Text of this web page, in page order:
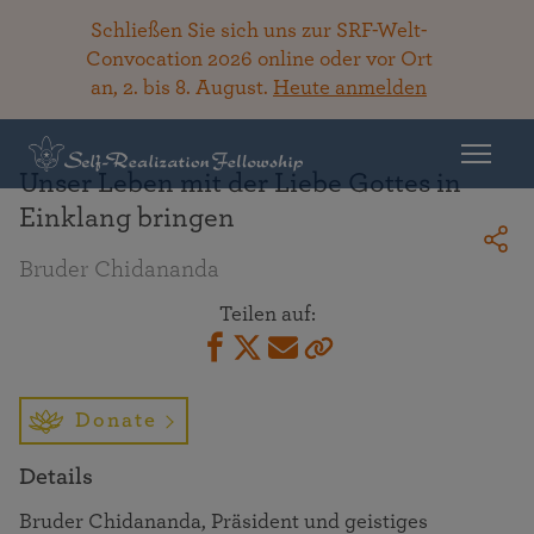
Schließen Sie sich uns zur SRF-Welt-
Convocation 2026 online oder vor Ort
an, 2. bis 8. August. Heute anmelden
Unser Leben mit der Liebe Gottes in
Einklang bringen
Bruder Chidananda
Teilen auf:
Donate
Details
Bruder Chidananda, Präsident und geistiges